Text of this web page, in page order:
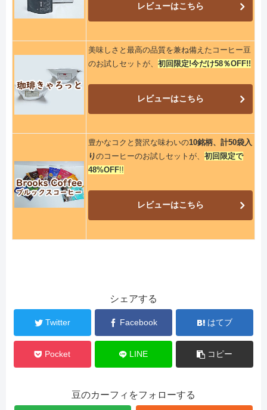
レビューはこちら
美味しさと最高の品質を兼ね備えたコーヒー豆
のお試しセットが、 初回限定!今だけ58％OFF!!
レビューはこちら
豊かなコクと贅沢な味わいの10銘柄、計50袋入
りのコーヒーのお試しセットが、 初回限定で
48%OFF!!
レビューはこちら
シェアする
Twitter Facebook はてブ
Pocket LINE コピー
豆のカーフィをフォローする